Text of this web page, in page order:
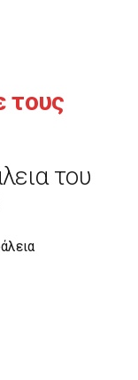
τους
του